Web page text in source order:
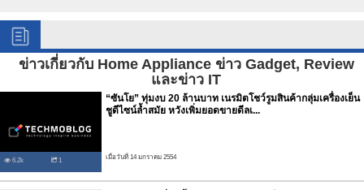
ข่าวเกี่ยวกับ Home Appliance ข่าว Gadget, Review
และข่าว IT
6.2k 1
“ซันโย” ทุ่มงบ 20 ล้านบาท เนรมิตโชว์รูมสินค้ากลุ่มเครื่องเย็น
ชูดีไซน์ล้ำสมัย หวังเพิ่มยอดขายดีลเ...
เมื่อวันที่ 14 มกราคม 2554